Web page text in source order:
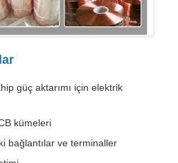
güç aktarımı için elektrik
kümeleri
bağlantılar ve terminaller